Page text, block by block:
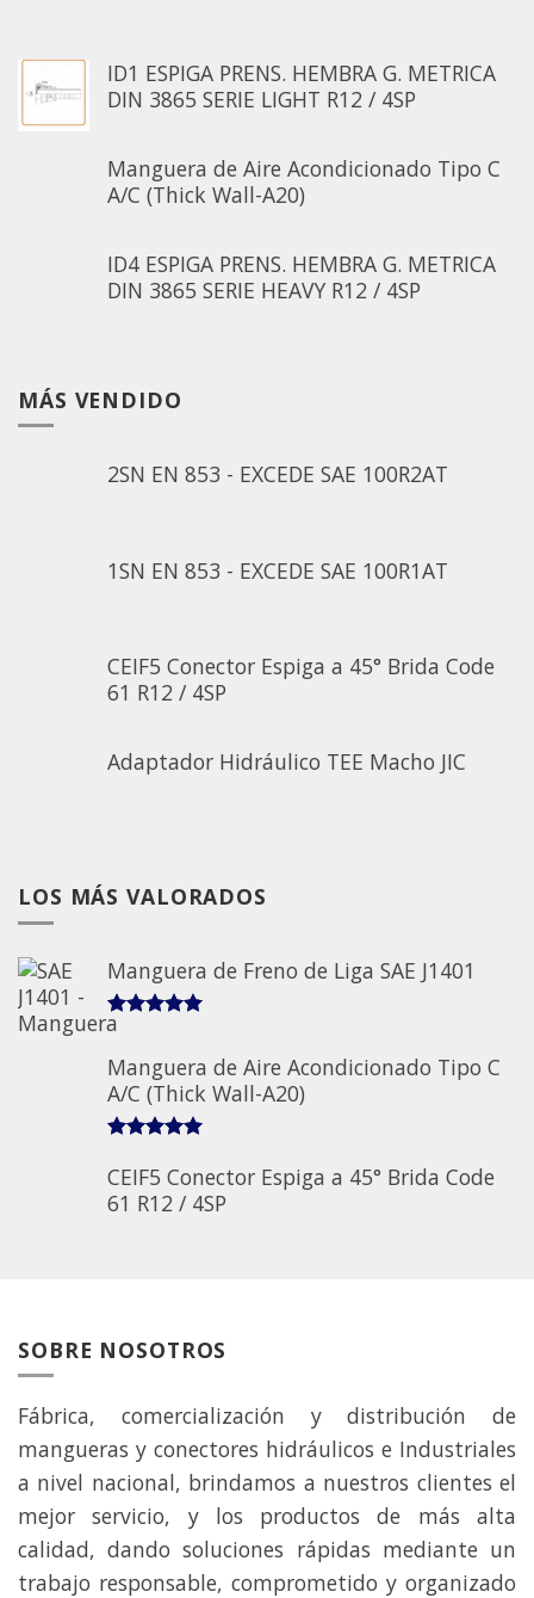
ID1 ESPIGA PRENS. HEMBRA G. METRICA
DIN 3865 SERIE LIGHT R12 / 4SP
Manguera de Aire Acondicionado Tipo C
A/C (Thick Wall-A20)
ID4 ESPIGA PRENS. HEMBRA G. METRICA
DIN 3865 SERIE HEAVY R12 / 4SP
MÁS VENDIDO
2SN EN 853 - EXCEDE SAE 100R2AT
1SN EN 853 - EXCEDE SAE 100R1AT
CEIF5 Conector Espiga a 45° Brida Code
61 R12 / 4SP
Adaptador Hidráulico TEE Macho JIC
LOS MÁS VALORADOS
Manguera de Freno de Liga SAE J1401
5.00
Manguera de Aire Acondicionado Tipo C
A/C (Thick Wall-A20)
CEIF5 Conector Espiga a 45° Brida Code
61 R12 / 4SP
SOBRE NOSOTROS
Fábrica, comercialización y distribución de
mangueras y conectores hidráulicos e Industriales
a nivel nacional, brindamos a nuestros clientes el
mejor servicio, y los productos de más alta
calidad, dando soluciones rápidas mediante un
trabajo responsable, comprometido y organizado